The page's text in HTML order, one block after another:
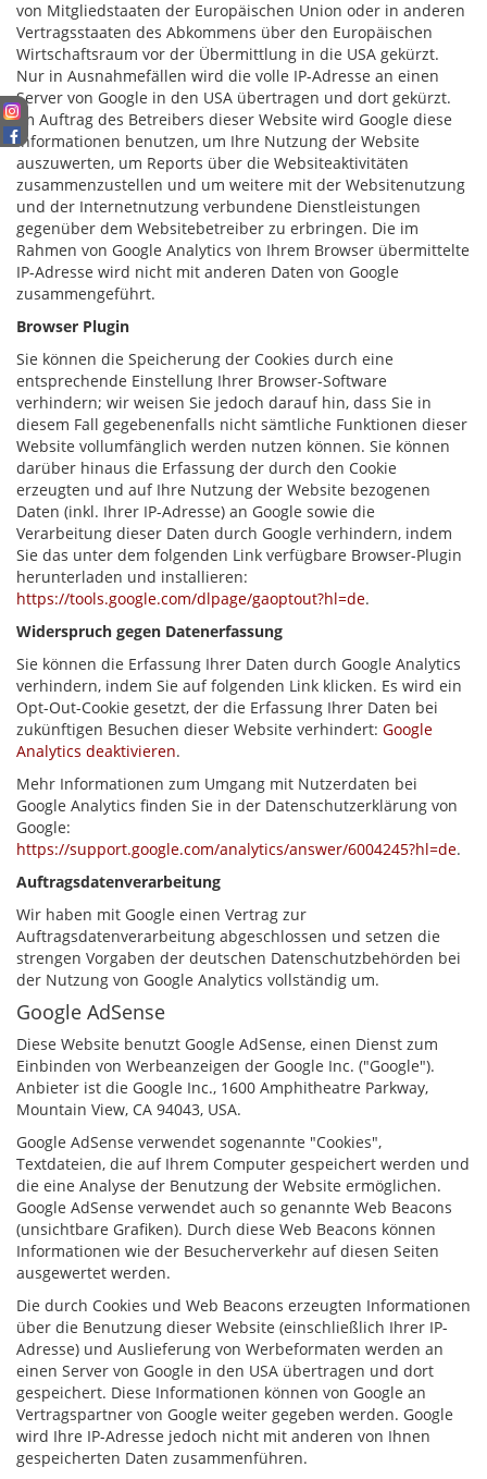
von Mitgliedstaaten der Europäischen Union oder in anderen
Vertragsstaaten des Abkommens über den Europäischen
Wirtschaftsraum vor der Übermittlung in die USA gekürzt.
Nur in Ausnahmefällen wird die volle IP-Adresse an einen
Server von Google in den USA übertragen und dort gekürzt.
Im Auftrag des Betreibers dieser Website wird Google diese
Informationen benutzen, um Ihre Nutzung der Website
auszuwerten, um Reports über die Websiteaktivitäten
zusammenzustellen und um weitere mit der Websitenutzung
und der Internetnutzung verbundene Dienstleistungen
gegenüber dem Websitebetreiber zu erbringen. Die im
Rahmen von Google Analytics von Ihrem Browser übermittelte
IP-Adresse wird nicht mit anderen Daten von Google
zusammengeführt.
Browser Plugin
Sie können die Speicherung der Cookies durch eine
entsprechende Einstellung Ihrer Browser-Software
verhindern; wir weisen Sie jedoch darauf hin, dass Sie in
diesem Fall gegebenenfalls nicht sämtliche Funktionen dieser
Website vollumfänglich werden nutzen können. Sie können
darüber hinaus die Erfassung der durch den Cookie
erzeugten und auf Ihre Nutzung der Website bezogenen
Daten (inkl. Ihrer IP-Adresse) an Google sowie die
Verarbeitung dieser Daten durch Google verhindern, indem
Sie das unter dem folgenden Link verfügbare Browser-Plugin
herunterladen und installieren:
https://tools.google.com/dlpage/gaoptout?hl=de.
Widerspruch gegen Datenerfassung
Sie können die Erfassung Ihrer Daten durch Google Analytics
verhindern, indem Sie auf folgenden Link klicken. Es wird ein
Opt-Out-Cookie gesetzt, der die Erfassung Ihrer Daten bei
zukünftigen Besuchen dieser Website verhindert: Google
Analytics deaktivieren.
Mehr Informationen zum Umgang mit Nutzerdaten bei
Google Analytics finden Sie in der Datenschutzerklärung von
Google:
https://support.google.com/analytics/answer/6004245?hl=de.
Auftragsdatenverarbeitung
Wir haben mit Google einen Vertrag zur
Auftragsdatenverarbeitung abgeschlossen und setzen die
strengen Vorgaben der deutschen Datenschutzbehörden bei
der Nutzung von Google Analytics vollständig um.
Google AdSense
Diese Website benutzt Google AdSense, einen Dienst zum
Einbinden von Werbeanzeigen der Google Inc. ("Google").
Anbieter ist die Google Inc., 1600 Amphitheatre Parkway,
Mountain View, CA 94043, USA.
Google AdSense verwendet sogenannte "Cookies",
Textdateien, die auf Ihrem Computer gespeichert werden und
die eine Analyse der Benutzung der Website ermöglichen.
Google AdSense verwendet auch so genannte Web Beacons
(unsichtbare Grafiken). Durch diese Web Beacons können
Informationen wie der Besucherverkehr auf diesen Seiten
ausgewertet werden.
Die durch Cookies und Web Beacons erzeugten Informationen
über die Benutzung dieser Website (einschließlich Ihrer IP-
Adresse) und Auslieferung von Werbeformaten werden an
einen Server von Google in den USA übertragen und dort
gespeichert. Diese Informationen können von Google an
Vertragspartner von Google weiter gegeben werden. Google
wird Ihre IP-Adresse jedoch nicht mit anderen von Ihnen
gespeicherten Daten zusammenführen.